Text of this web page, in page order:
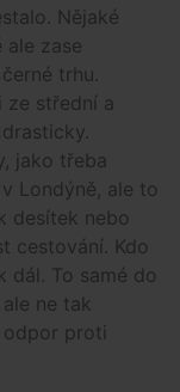
Nějaké
ale zase
trhu.
ze střední a
jako třeba
Londýně, ale to
desítek nebo
cestování. Kdo
dál. To samé do
ne tak
proti